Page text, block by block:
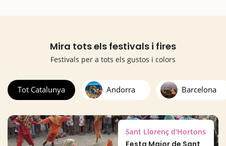
Mira tots els festivals i fires
Festivals per a tots els gustos i colors
Tot Catalunya Andorra Barcelona
Sant Llorenç d'Hortons
Festa Major de Sant